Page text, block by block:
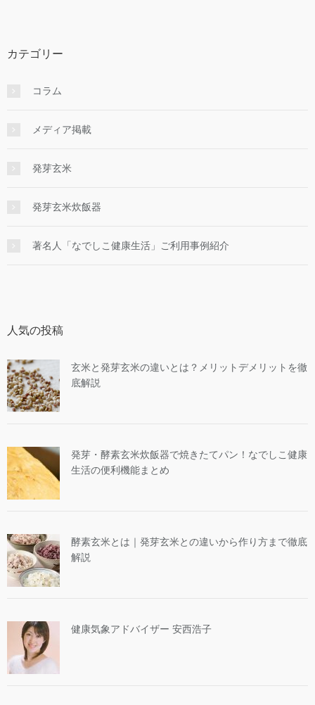
カテゴリー
コラム
メディア掲載
発芽玄米
発芽玄米炊飯器
著名人「なでしこ健康生活」ご利用事例紹介
人気の投稿
玄米と発芽玄米の違いとは？メリットデメリットを徹
底解説
発芽・酵素玄米炊飯器で焼きたてパン！なでしこ健康
生活の便利機能まとめ
酵素玄米とは｜発芽玄米との違いから作り方まで徹底
解説
健康気象アドバイザー 安西浩子